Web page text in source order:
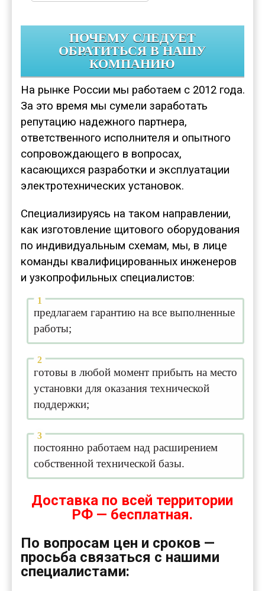
ПОЧЕМУ СЛЕДУЕТ
ОБРАТИТЬСЯ В НАШУ
КОМПАНИЮ
На рынке России мы работаем с 2012 года.
За это время мы сумели заработать
репутацию надежного партнера,
ответственного исполнителя и опытного
сопровождающего в вопросах,
касающихся разработки и эксплуатации
электротехнических установок.
Специализируясь на таком направлении,
как изготовление щитового оборудования
по индивидуальным схемам, мы, в лице
команды квалифицированных инженеров
и узкопрофильных специалистов:
предлагаем гарантию на все выполненные
работы;
готовы в любой момент прибыть на место
установки для оказания технической
поддержки;
постоянно работаем над расширением
собственной технической базы.
Доставка по всей территории
РФ — бесплатная.
По вопросам цен и сроков —
просьба связаться с нашими
специалистами: